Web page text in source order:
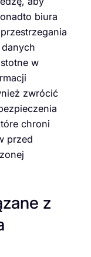
biura
w
zwrócić
chroni
przed
z